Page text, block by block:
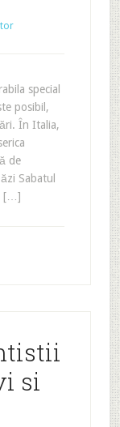
special
posibil,
În Italia,
de
Sabatul
[…]
si